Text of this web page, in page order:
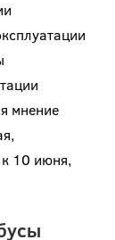
мнение
10 июня,